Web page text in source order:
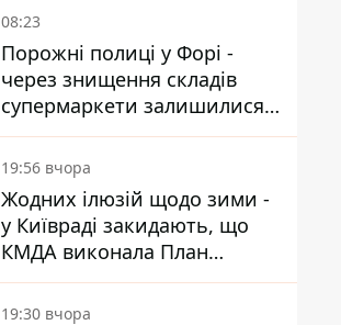
08:23
Порожні полиці у Форі -
через знищення складів
супермаркети залишилися
без асортименту
19:56 вчора
Жодних ілюзій щодо зими -
у Київраді закидають, що
КМДА виконала План
стійкості на 20%
19:30 вчора